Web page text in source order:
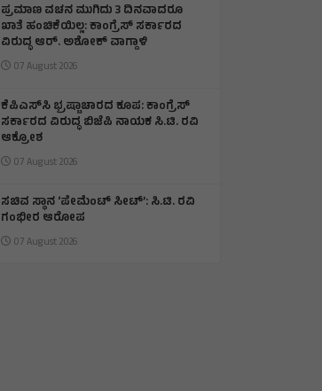
ಪ್ರಮಾಣ ವಚನ ಮುಗಿದು 3 ದಿನವಾದರೂ
ಖಾತೆ ಹಂಚಿಕೆಯಿಲ್ಲ: ಕಾಂಗ್ರೆಸ್ ಸರ್ಕಾರದ
ವಿರುದ್ಧ ಆರ್‌. ಅಶೋಕ್ ವಾಗ್ದಾಳಿ
07 August 2026
ಕೆಪಿಎಸ್‌ಸಿ ಭ್ರಷ್ಟಾಚಾರದ ಕೂಪ: ಕಾಂಗ್ರೆಸ್
ಸರ್ಕಾರದ ವಿರುದ್ಧ ಬಿಜೆಪಿ ನಾಯಕ ಸಿ.ಟಿ. ರವಿ
ಆಕ್ರೋಶ
07 August 2026
ಸಚಿವ ಸ್ಥಾನ ‘ಪೇಮೆಂಟ್ ಸೀಟ್’: ಸಿ.ಟಿ. ರವಿ
ಗಂಭೀರ ಆರೋಪ
07 August 2026